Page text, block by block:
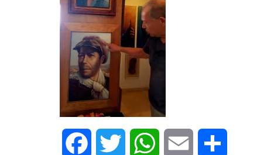
Facebook Twitter WhatsApp Email